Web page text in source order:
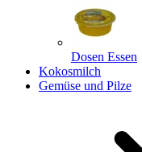
Dosen Essen
Kokosmilch
Gemüse und Pilze